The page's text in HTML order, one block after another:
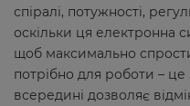
спіралі, потужності,
оскільки ця електронна
щоб максимально
потрібно для роботи –
всередині дозволяє